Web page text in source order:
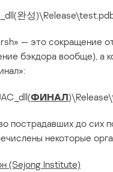
완성
— это сокращение
бэкдора вообще), а
ФИНАЛ
пострадавших до сих
некоторые
(Sejong Institute)